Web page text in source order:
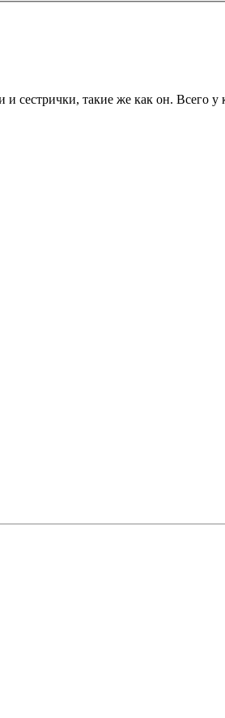
сестрички, такие же как он. Всего